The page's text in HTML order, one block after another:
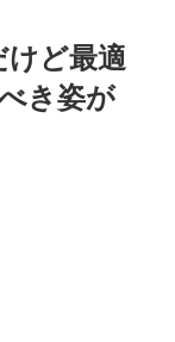
けど最適
き姿が